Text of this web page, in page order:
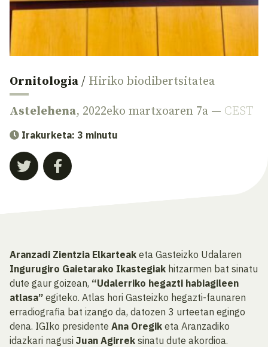
Ornitologia / Hiriko biodibertsitatea
Astelehena, 2022eko martxoaren 7a — CEST
Irakurketa: 3 minutu
Aranzadi Zientzia Elkarteak eta Gasteizko Udalaren
Ingurugiro Gaietarako Ikastegiak hitzarmen bat sinatu
dute gaur goizean, “Udalerriko hegazti habiagileen
atlasa” egiteko. Atlas hori Gasteizko hegazti-faunaren
erradiografia bat izango da, datozen 3 urteetan egingo
dena. IGIko presidente Ana Oregik eta Aranzadiko
idazkari nagusi Juan Agirrek sinatu dute akordioa.